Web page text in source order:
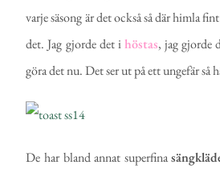
varje säsong är det också så där himla
det. Jag gjorde det ihöstas, jag gjorde
göra det nu. Det ser ut på ett ungefär så
De har bland annat superfina